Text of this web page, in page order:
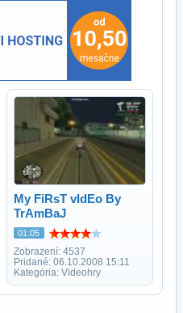
My FiRsT vIdEo By
TrAmBaJ
01:05
Zobrazení: 4537
Pridané: 06.10.2008 15:11
Kategória: Videohry